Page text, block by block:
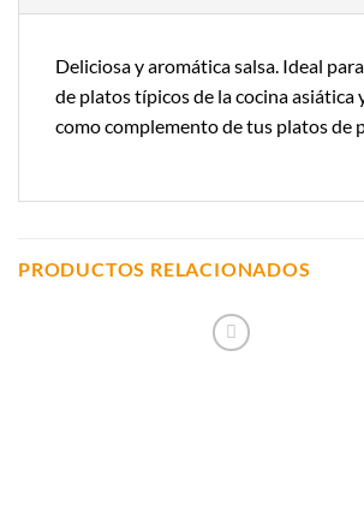
Deliciosa y aromática salsa. Ideal
de platos típicos de la cocina asiática
como complemento de tus platos de
PRODUCTOS RELACIONADOS